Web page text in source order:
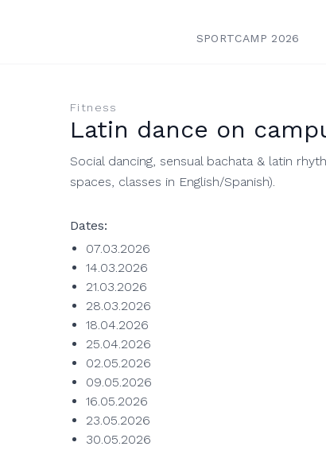
SPORTCAMP 2026
Fitness
Latin dance on
Social dancing, sensual bachata & latin
spaces, classes in English/Spanish).
Dates:
07.03.2026
14.03.2026
21.03.2026
28.03.2026
18.04.2026
25.04.2026
02.05.2026
09.05.2026
16.05.2026
23.05.2026
30.05.2026